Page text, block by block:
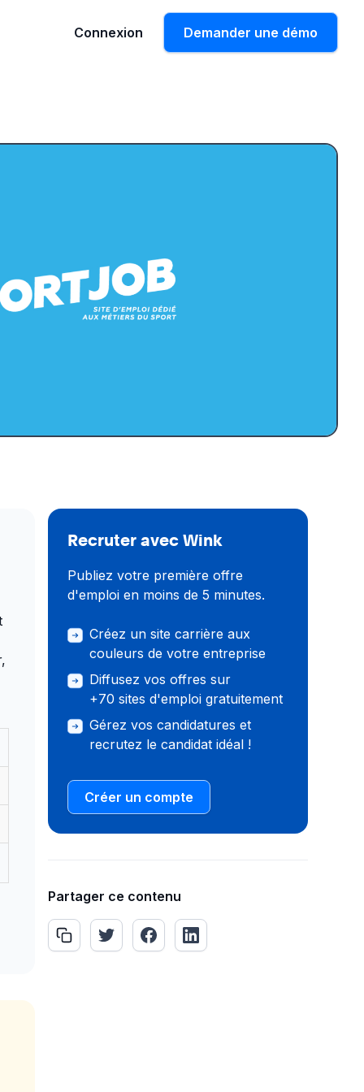
Connexion Demander une démo
Recruter avec Wink
Publiez votre première offre
d'emploi en moins de 5 minutes.
Créez un site carrière aux
couleurs de votre entreprise
Diffusez vos offres sur
+70 sites d'emploi gratuitement
Gérez vos candidatures et
recrutez le candidat idéal !
Créer un compte
Partager ce contenu